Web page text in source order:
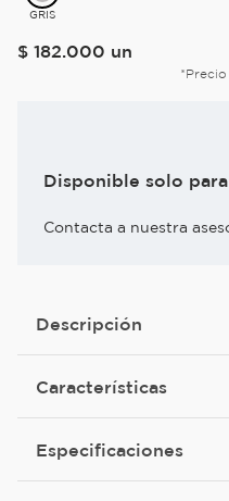
GRIS
$ 182.000 un
Disponible solo
Contacta a nuestra
Descripción
Características
Especificaciones